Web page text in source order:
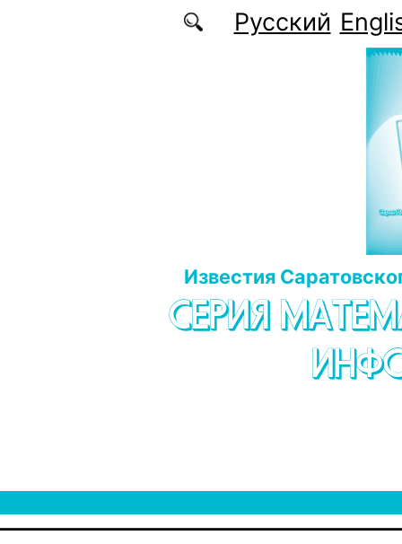
Перейти к основному содержаниюРусский
Известия
СЕРИЯ